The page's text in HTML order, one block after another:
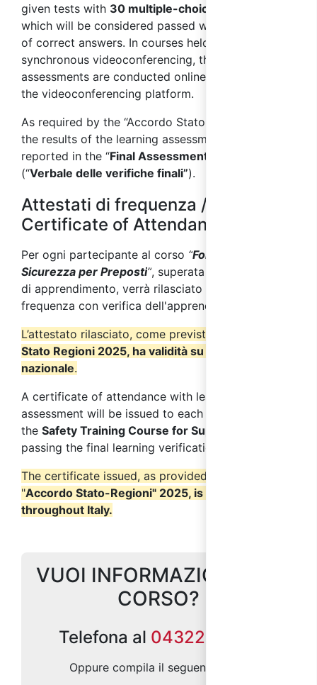
given tests with 30 multiple-choice questions
which will be considered passed with at least 70%
of correct answers. In courses held via
synchronous videoconferencing, the learning
assessments are conducted online, by means of
the videoconferencing platform.
As required by the “Accordo Stato Regioni” 2025
the results of the learning assessments will be
reported in the “Final Assessment Report
(“Verbale delle verifiche finali”).
Attestati di frequenza /
Certificate of Attendance
Per ogni partecipante al corso “Formazione sulla
Sicurezza per Preposti”, superata la verifica finale
di apprendimento, verrà rilasciato un attestato di
frequenza con verifica dell'apprendimento.
L’attestato rilasciato, come previsto dall’
Stato Regioni 2025, ha validità su tutto il territorio
nazionale.
A certificate of attendance with learning
assessment will be issued to each participant in
the Safety Training Course for Supervisors
passing the final learning verification.
The certificate issued, as provided for the
"Accordo Stato-Regioni" 2025, is valid
throughout Italy.
VUOI INFORMAZIONI SUL
CORSO?
Telefona al 0432299686
Oppure compila il seguente form: